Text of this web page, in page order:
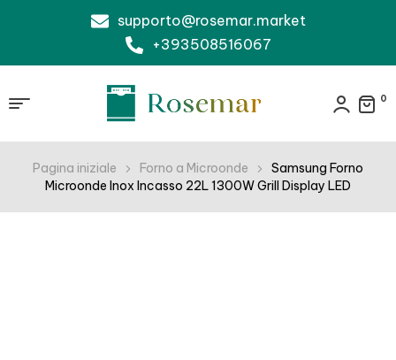
supporto@rosemar.market
+393508516067
0
Pagina iniziale Forno a Microonde
Samsung Forno
Microonde Inox Incasso 22L 1300W Grill Display LED